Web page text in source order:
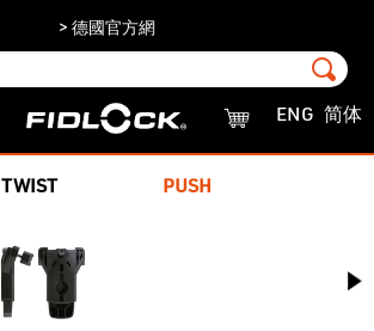
> 德國官方網
ENG 简体
TWIST PUSH